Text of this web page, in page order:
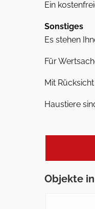
Ein
Sonstiges
Es stehen
Für
Mit
Haustiere
Objekte